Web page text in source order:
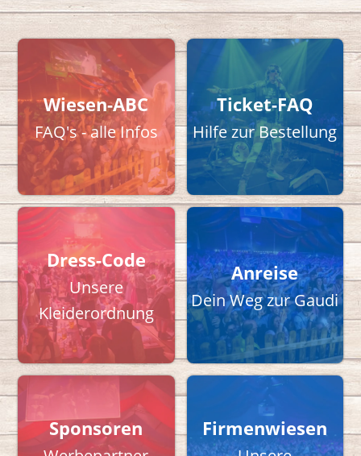
Wiesen-ABC
FAQ's - alle Infos
Ticket-FAQ
Hilfe zur Bestellung
Dress-Code
Unsere
Kleiderordnung
Anreise
Dein Weg zur Gaudi
Sponsoren Firmenwiesen